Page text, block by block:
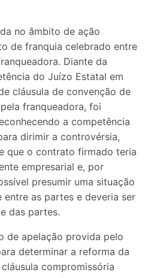
no âmbito de ação
de franquia celebrado entre
Diante da
do Juízo Estatal em
cláusula de convenção de
franqueadora, foi
a competência
dirimir a controvérsia,
que o contrato firmado teria
empresarial e, por
presumir uma situação
entre as partes e deveria ser
das partes.
de apelação provida pelo
determinar a reforma da
compromissória